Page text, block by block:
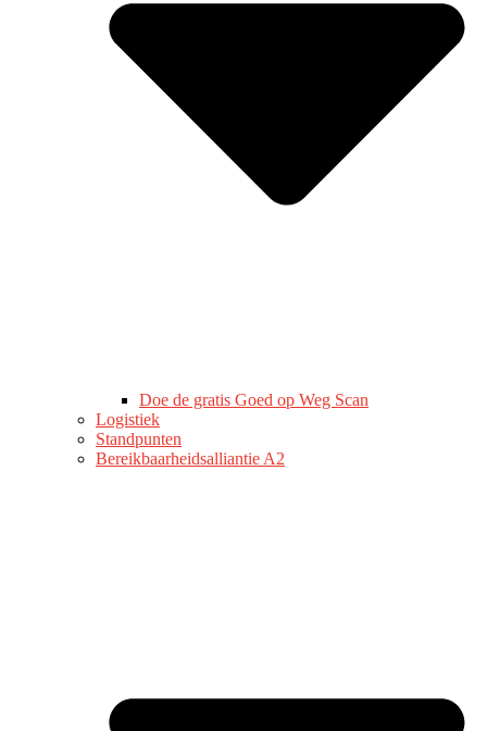
Doe de gratis Goed op Weg Scan
Logistiek
Standpunten
Bereikbaarheidsalliantie A2